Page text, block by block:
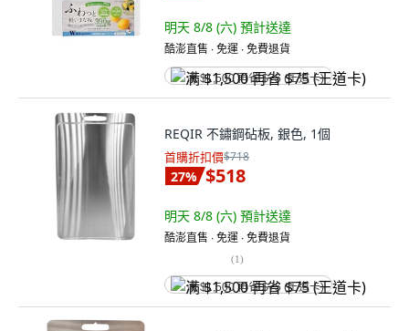
明天 8/8 (六) 預計送達
酷澎直售 ∙ 免運 ∙ 免費退貨
满 $1,500 再省 $75 (王道卡)
REQIR 不鏽鋼砧板, 銀色, 1個
首購折扣價$718
27% $518
明天 8/8 (六) 預計送達
酷澎直售 ∙ 免運 ∙ 免費退貨
(1)
满 $1,500 再省 $75 (王道卡)